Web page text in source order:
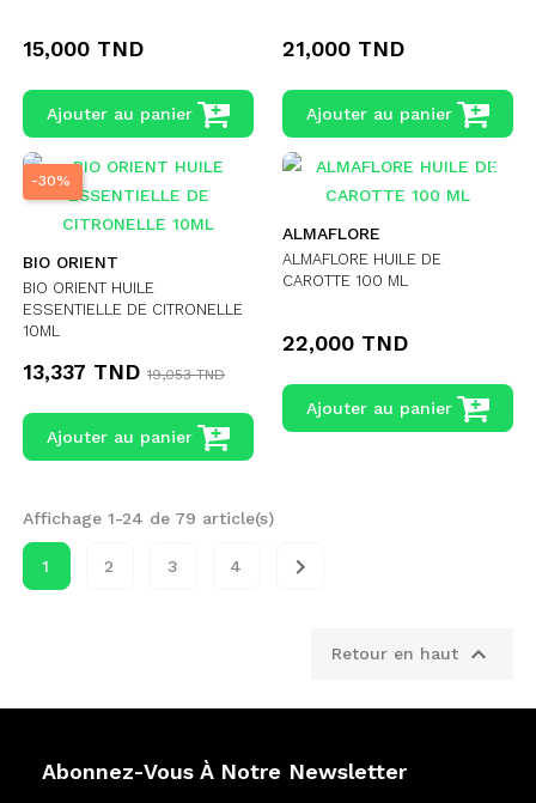
15,000 TND
Ajouter au panier
21,000 TND
Ajouter au panier
-30%
BIO ORIENT
BIO ORIENT HUILE
ESSENTIELLE DE CITRONELLE
10ML
13,337 TND 19,053 TND
Ajouter au panier
ALMAFLORE
ALMAFLORE HUILE DE
CAROTTE 100 ML
22,000 TND
Ajouter au panier
Affichage 1-24 de 79 article(s)
1 2 3 4 
Retour en haut 
Abonnez-Vous À Notre Newsletter